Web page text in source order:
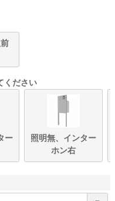
ください
ー
照明無、インター
ホン右